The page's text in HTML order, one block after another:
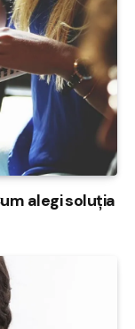
alegi soluția